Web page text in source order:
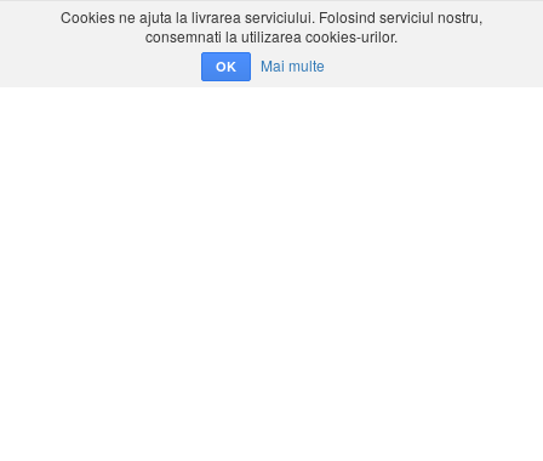
Cookies ne ajuta la livrarea serviciului. Folosind serviciul nostru,
consemnati la utilizarea cookies-urilor.
OK Mai multe